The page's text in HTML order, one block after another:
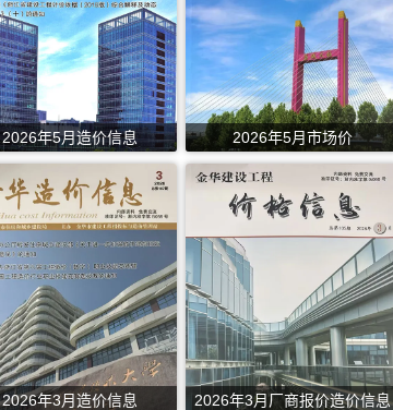
2026年5月造价信息 2026年5月市场价
2026年3月造价信息 2026年3月厂商报价造价信息